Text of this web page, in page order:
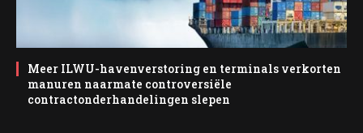
Meer ILWU-havenverstoring en terminals verkorten
manuren naarmate controversiële
contractonderhandelingen slepen